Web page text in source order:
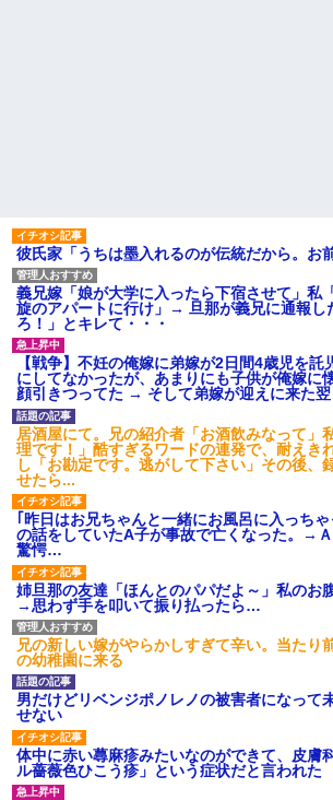
彼氏家「うちは墨入れるのが伝統だから。
義兄嫁「娘が大学に入ったら下宿させて」私
旋のアパートに行け」→ 旦那が義兄に通報し
ろ！」とキレて・・・
【戦争】不妊の俺嫁に弟嫁が2日間4歳児を託
にしてなかったが、あまりにも子供が俺嫁に
顔引きつってた → そして弟嫁が迎えに来た
居酒屋にて。兄の紹介者「お酒飲みなって」
理です！」酷すぎるワードの連発で、耐えき
し「お勘定です。逃がして下さい」その後、
せたら...
｢昨日はお兄ちゃんと一緒にお風呂に入っち
の話をしていたA子が事故で亡くなった。→
驚愕…
姉旦那の友達「ほんとのパパだよ～」私のお
→思わず手を叩いて振り払ったら…
兄の新しい嫁がやらかしすぎて辛い。当たり
の幼稚園に来る
男だけどリベンジポノレノの被害者になって
せない
体中に赤い蕁麻疹みたいなのができて、皮膚
ル薔薇色ひこう疹」という症状だと言われた